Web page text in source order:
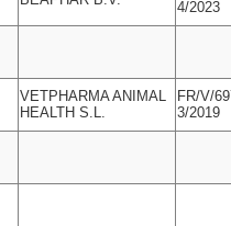
4/2023
VETPHARMA ANIMAL
HEALTH S.L.
FR/V/
3/2019